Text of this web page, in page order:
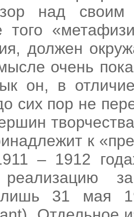
над своим
того
должен
очень
он, в
сих пор не
к
– 1912
реализацию
31 мая